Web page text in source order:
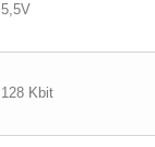
5,5V
128 Kbit